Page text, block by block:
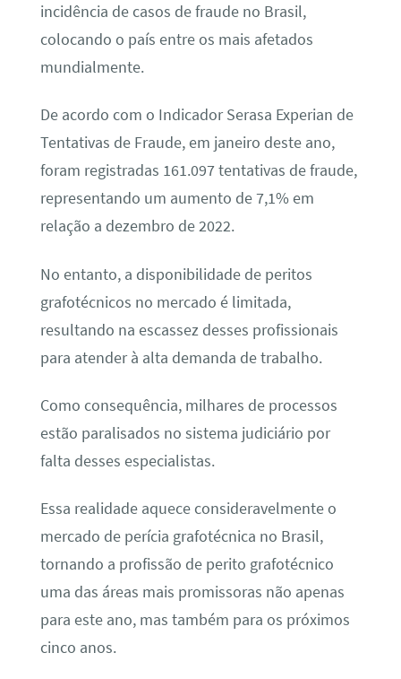
incidência de casos de fraude no Brasil,
colocando o país entre os mais afetados
mundialmente.
De acordo com o Indicador Serasa Experian de
Tentativas de Fraude, em janeiro deste ano,
foram registradas 161.097 tentativas de fraude,
representando um aumento de 7,1% em
relação a dezembro de 2022.
No entanto, a disponibilidade de peritos
grafotécnicos no mercado é limitada,
resultando na escassez desses profissionais
para atender à alta demanda de trabalho.
Como consequência, milhares de processos
estão paralisados no sistema judiciário por
falta desses especialistas.
Essa realidade aquece consideravelmente o
mercado de perícia grafotécnica no Brasil,
tornando a profissão de perito grafotécnico
uma das áreas mais promissoras não apenas
para este ano, mas também para os próximos
cinco anos.